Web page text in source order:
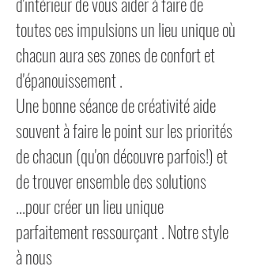
toutes ces impulsions un lieu unique où
chacunaura ses zones de confort et
d'épanouissement .
Une bonne séance de créativité aide
souvent à faire le point sur les priorités
de chacun (qu'on découvre parfois!) et
de trouver ensemble des solutions
...pour créer un lieu unique
parfaitement ressourçant . Notre style
à nous